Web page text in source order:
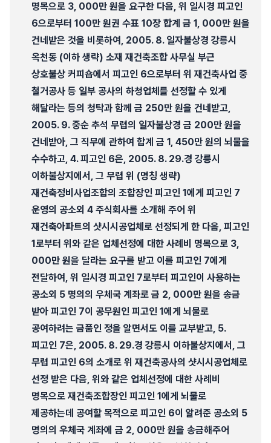
명목으로 3, 000만 원을 요구한 다음, 위 일시경 피고인
6으로부터 100만 원권 수표 10장 합계 금 1, 000만 원을
건네받은 것을 비롯하여, 2005. 8. 일자불상경 강릉시
옥천동 (이하 생략) 소재 재건축조합 사무실 부근
상호불상 커피숍에서 피고인 6으로부터 위 재건축사업 중
철거공사 등 일부 공사의 하청업체를 선정할 수 있게
해달라는 등의 청탁과 함께 금 250만 원을 건네받고,
2005. 9. 중순 추석 무렵의 일자불상경 금 200만 원을
건네받아, 그 직무에 관하여 합계 금 1, 450만 원의 뇌물을
수수하고, 4. 피고인 6은, 2005. 8. 29.경 강릉시
이하불상지에서, 그 무렵 위 (명칭 생략)
재건축정비사업조합의 조합장인 피고인 1에게 피고인 7
운영의 공소외 4 주식회사를 소개해 주어 위
재건축아파트의 샷시시공업체로 선정되게 한 다음, 피고인
1로부터 위와 같은 업체선정에 대한 사례비 명목으로 3,
000만 원을 달라는 요구를 받고 이를 피고인 7에게
전달하여, 위 일시경 피고인 7로부터 피고인이 사용하는
공소외 5 명의의 우체국 계좌로 금 2, 000만 원을 송금
받아 피고인 7이 공무원인 피고인 1에게 뇌물로
공여하려는 금품인 정을 알면서도 이를 교부받고, 5.
피고인 7은, 2005. 8. 29.경 강릉시 이하불상지에서, 그
무렵 피고인 6의 소개로 위 재건축공사의 샷시시공업체로
선정 받은 다음, 위와 같은 업체선정에 대한 사례비
명목으로 재건축조합장인 피고인 1에게 뇌물로
제공하는데 공여할 목적으로 피고인 6이 알려준 공소외 5
명의의 우체국 계좌에 금 2, 000만 원을 송금해주어